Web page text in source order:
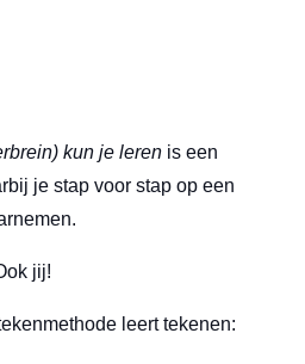
kun je leren is een
je stap voor stap op een
jij!
leert tekenen: